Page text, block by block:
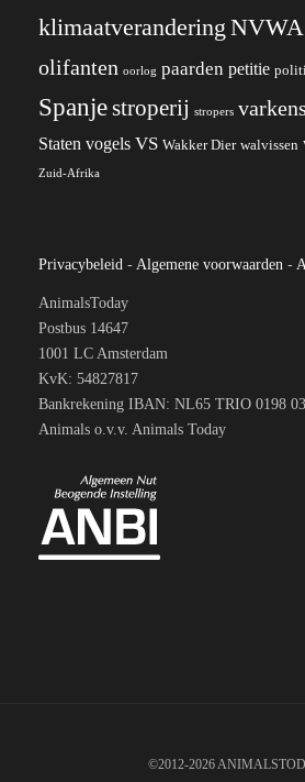
klimaatverandering NVWA
olifanten oorlog paarden petitie
Spanjestroperij stropers varkens
Staten vogels VS Wakker Dier walvissen
Zuid-Afrika
Privacybeleid - Algemene voorwaarden -
AnimalsToday
Postbus 14647
1001 LC Amsterdam
KvK: 54827817
Bankrekening IBAN: NL65 TRIO 0198
Animals o.v.v. Animals Today
©2012-2026